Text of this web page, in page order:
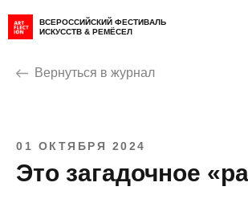
ВСЕРОССИЙСКИЙ ФЕСТИВАЛЬ
ИСКУССТВ & РЕМЁСЕЛ
Вернуться в журнал
01 ОКТЯБРЯ 2024
Это загадочное